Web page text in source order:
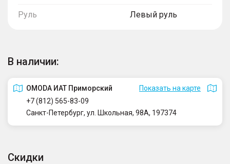
Руль Левый руль
В наличии:
OMODA ИАТ Приморский
Показать на карте
+7 (812) 565-83-09
Санкт-Петербург, ул. Школьная, 98А, 197374
Скидки